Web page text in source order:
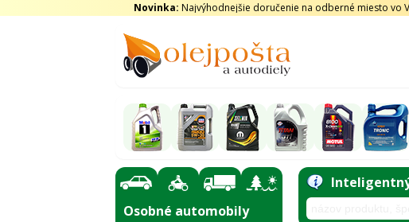
Novinka: Najvýhodnejšie doručenie na odberné miesto vo
Osobné automobily